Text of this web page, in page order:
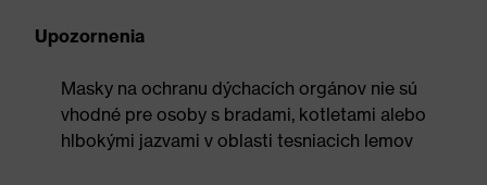
Upozornenia
Masky na ochranu dýchacích orgánov nie sú
vhodné pre osoby s bradami, kotletami alebo
hlbokými jazvami v oblasti tesniacich lemov